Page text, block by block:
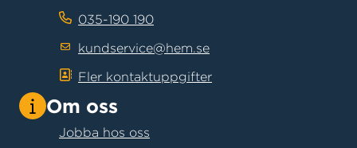
035-190 190
kundservice@hem.se
Fler kontaktuppgifter
Om oss
Jobba hos oss